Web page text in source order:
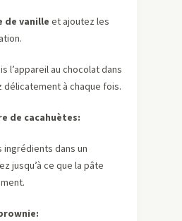
de vanille et ajoutez les
l’appareil au chocolat dans
délicatement à chaque fois.
de cacahuètes:
ingrédients dans un
jusqu’à ce que la pâte